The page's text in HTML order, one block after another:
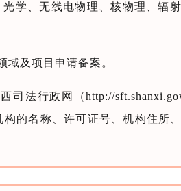
学、无线电物理、核物理、辐
域及项目申请备案。
司法行政网（http://
的名称、许可证号、机构住所